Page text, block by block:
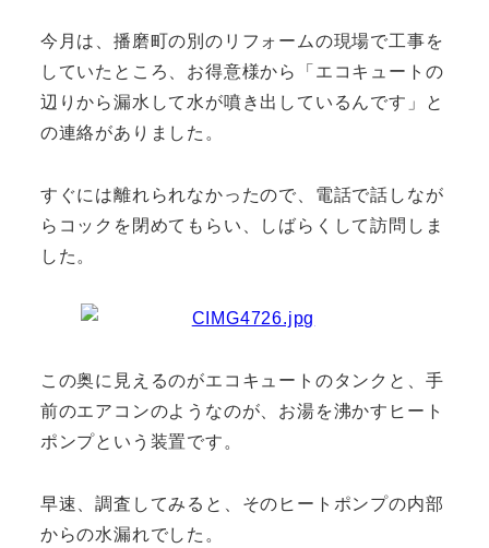
今月は、播磨町の別のリフォームの現場で工事を
していたところ、お得意様から「エコキュートの
辺りから漏水して水が噴き出しているんです」と
の連絡がありました。
すぐには離れられなかったので、電話で話しなが
らコックを閉めてもらい、しばらくして訪問しま
した。
この奥に見えるのがエコキュートのタンクと、手
前のエアコンのようなのが、お湯を沸かすヒート
ポンプという装置です。
早速、調査してみると、そのヒートポンプの内部
からの水漏れでした。